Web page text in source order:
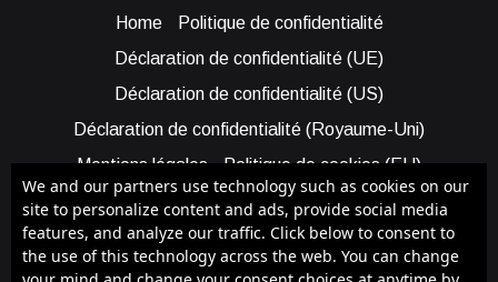
Home
Politique de confidentialité
Déclaration de confidentialité (UE)
Déclaration de confidentialité (US)
Déclaration de confidentialité (Royaume-Uni)
Mentions légales
Politique de cookies (EU)
Cookie Policy (AUS)
Cookie Policy (US)
Qui sommes-nous ?
Participer à Blois Capitale
Bénéficier d’une assistance
We and our partners use technology such as cookies on our
site to personalize content and ads, provide social media
features, and analyze our traffic. Click below to consent to
the use of this technology across the web. You can change